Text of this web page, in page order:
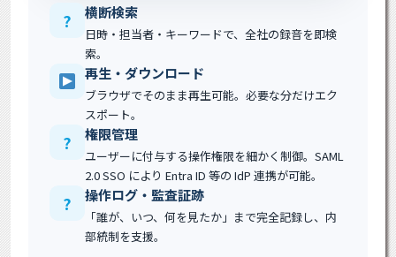
? 横断検索
日時・担当者・キーワードで、全社の録音を即検
索。
再生・ダウンロード
ブラウザでそのまま再生可能。必要な分だけエク
スポート。
? 権限管理
ユーザーに付与する操作権限を細かく制御。SAML
2.0 SSO により Entra ID 等の IdP 連携が可能。
? 操作ログ・監査証跡
「誰が、いつ、何を見たか」まで完全記録し、内
部統制を支援。